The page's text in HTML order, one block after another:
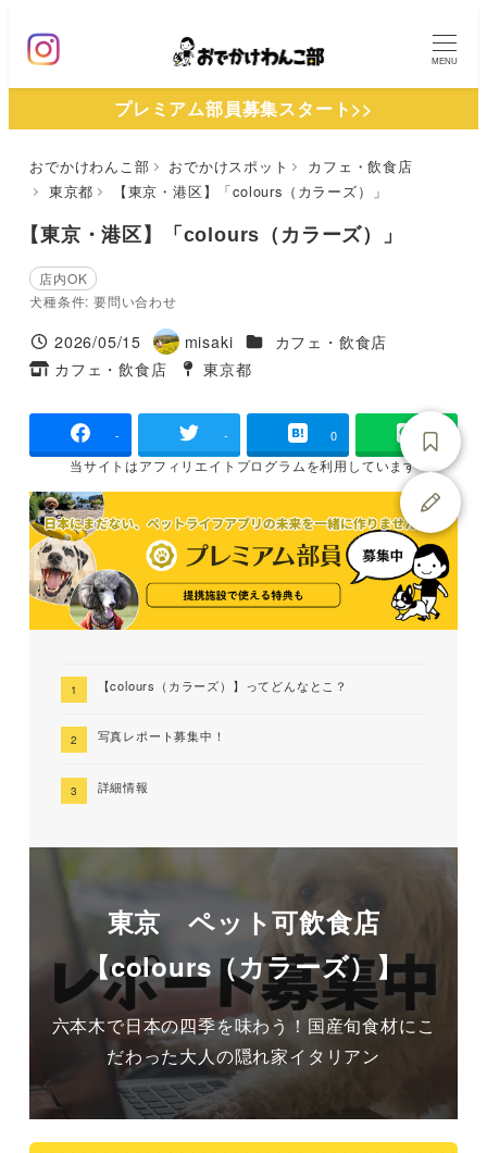
ン
MENU
プレミアム部員募集スタート>>
おでかけわんこ部 おでかけスポット
カフェ・飲食店
東京都
【東京・港区】「colours（カラーズ）」
【東京・港区】「colours（カラーズ）」
店内OK
犬種条件: 要問い合わせ
投稿日
2026/05/15
著
者
misaki 施設ジャンル
カフェ・飲食店
タグ
カフェ・飲食店
タグ
東京都
- - 0
当サイトはアフィリエイトプログラムを利用しています
【colours（カラーズ）】ってどんなとこ？
写真レポート募集中！
詳細情報
東京 ペット可飲食店
【colours（カラーズ）】
六本木で日本の四季を味わう！国産旬食材にこ
だわった大人の隠れ家イタリアン